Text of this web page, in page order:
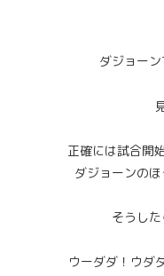
ダジョー
正確には試合開
ダジョーンの
そうし
ウーダダ！ウダ